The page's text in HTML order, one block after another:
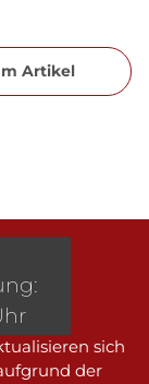
Artikel
sich
der